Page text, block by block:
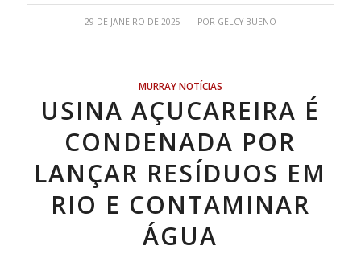
29 DE JANEIRO DE 2025
/ POR GELCY BUENO
MURRAY NOTÍCIAS
USINA AÇUCAREIRA É
CONDENADA POR
LANÇAR RESÍDUOS EM
RIO E CONTAMINAR
ÁGUA